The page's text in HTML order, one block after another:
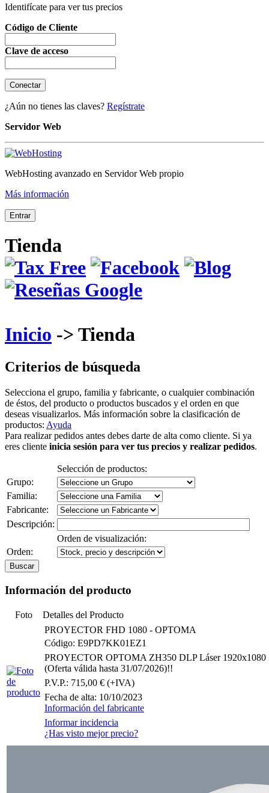
Identifícate para ver tus precios
Código de Cliente
Clave de acceso
¿Aún no tienes las claves? Regístrate
Servidor Web
WebHosting avanzado en Servidor Web propio
Más información
Tienda
Inicio -> Tienda
Criterios de búsqueda
Selecciona el grupo, familia y fabricante, o cualquier combinación
de éstos, del producto o productos buscados y el orden en que
deseas visualizarlos. Más información sobre la clasificación de
productos: Ayuda
Para realizar pedidos antes debes darte de alta como cliente. Si ya
eres cliente inicia sesión para ver tus precios y realizar pedidos.
Selección de productos:
Grupo:
Familia:
Fabricante:
Descripción:
Orden de visualización:
Orden:
Información del producto
Foto
Detalles del Producto
PROYECTOR FHD 1080 - OPTOMA
Código: E9PD7KK01EZ1
PROYECTOR OPTOMA ZH350 DLP Láser
(Oferta válida hasta 31/07/2026)!!
P.V.P.: 715,00 € (+IVA)
Fecha de alta: 10/10/2023
Información del fabricante
Informar incidencia
¿Has visto mejor precio?